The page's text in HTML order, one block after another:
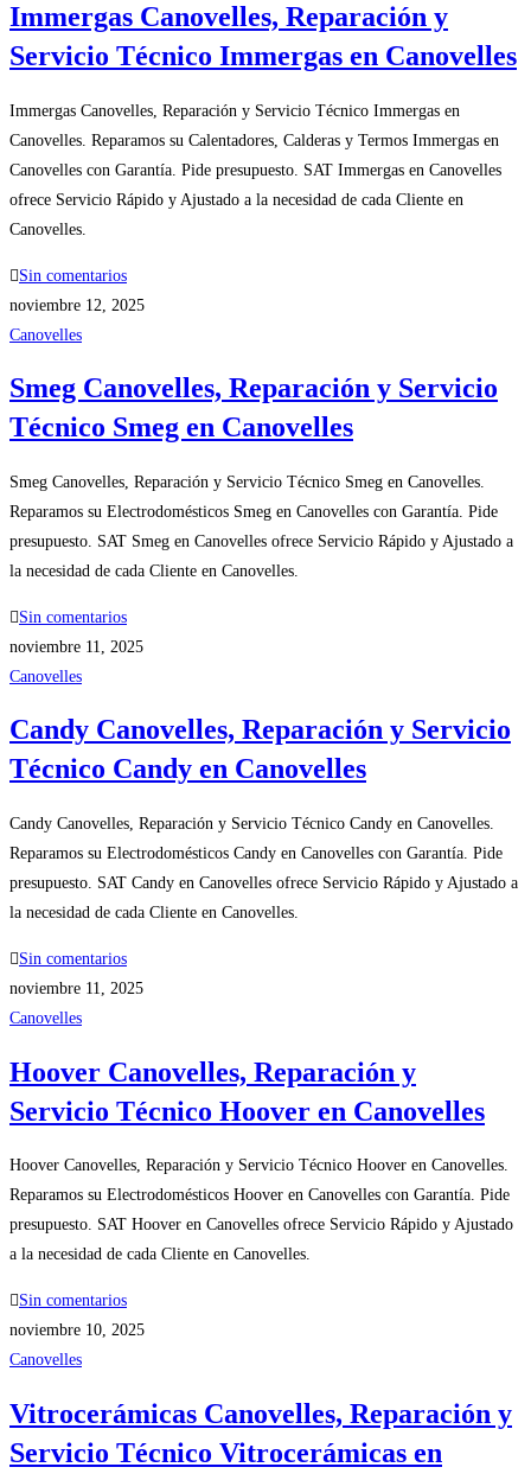
Immergas Canovelles, Reparación y
Servicio Técnico Immergas en Canovelles
Immergas Canovelles, Reparación y Servicio Técnico Immergas en
Canovelles. Reparamos su Calentadores, Calderas y Termos Immergas en
Canovelles con Garantía. Pide presupuesto. SAT Immergas en Canovelles
ofrece Servicio Rápido y Ajustado a la necesidad de cada Cliente en
Canovelles.
Sin comentarios
noviembre 12, 2025
Canovelles
Smeg Canovelles, Reparación y Servicio
Técnico Smeg en Canovelles
Smeg Canovelles, Reparación y Servicio Técnico Smeg en Canovelles.
Reparamos su Electrodomésticos Smeg en Canovelles con Garantía. Pide
presupuesto. SAT Smeg en Canovelles ofrece Servicio Rápido y Ajustado a
la necesidad de cada Cliente en Canovelles.
Sin comentarios
noviembre 11, 2025
Canovelles
Candy Canovelles, Reparación y Servicio
Técnico Candy en Canovelles
Candy Canovelles, Reparación y Servicio Técnico Candy en Canovelles.
Reparamos su Electrodomésticos Candy en Canovelles con Garantía. Pide
presupuesto. SAT Candy en Canovelles ofrece Servicio Rápido y Ajustado a
la necesidad de cada Cliente en Canovelles.
Sin comentarios
noviembre 11, 2025
Canovelles
Hoover Canovelles, Reparación y
Servicio Técnico Hoover en Canovelles
Hoover Canovelles, Reparación y Servicio Técnico Hoover en Canovelles.
Reparamos su Electrodomésticos Hoover en Canovelles con Garantía. Pide
presupuesto. SAT Hoover en Canovelles ofrece Servicio Rápido y Ajustado
a la necesidad de cada Cliente en Canovelles.
Sin comentarios
noviembre 10, 2025
Canovelles
Vitrocerámicas Canovelles, Reparación y
Servicio Técnico Vitrocerámicas en